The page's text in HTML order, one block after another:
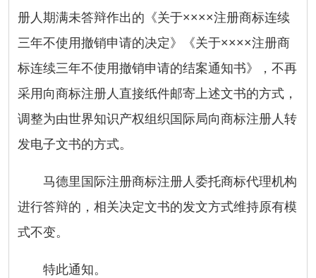
册人期满未答辩作出的《关于××××注册商标连续
三年不使用撤销申请的决定》《关于××××注册商
标连续三年不使用撤销申请的结案通知书》，不再
采用向商标注册人直接纸件邮寄上述文书的方式，
调整为由世界知识产权组织国际局向商标注册人转
发电子文书的方式。
马德里国际注册商标注册人委托商标代理机构
进行答辩的，相关决定文书的发文方式维持原有模
式不变。
特此通知。